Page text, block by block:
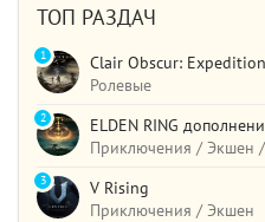
ТОП РАЗДАЧ
Clair Obscur:
Ролевые
1
ELDEN RING
Приключения / Экшен
2
V Rising
Приключения / Экшен
3